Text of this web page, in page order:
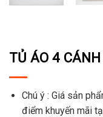
TỦ ÁO 4
Chú ý : Giá sản
điểm khuyến mãi